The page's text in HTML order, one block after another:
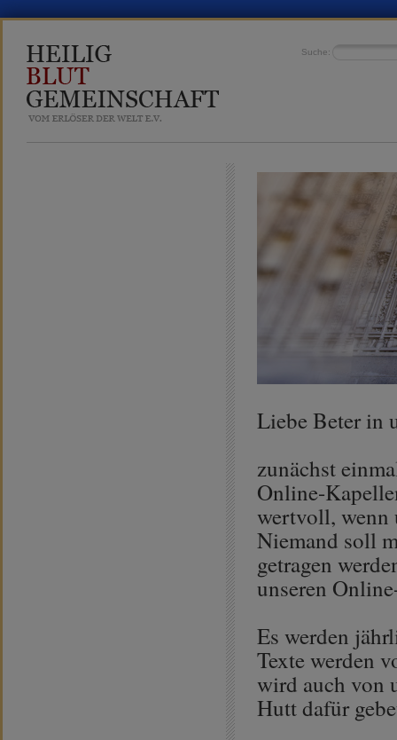
Suche:
Liebe Beter in
zunächst
Online-
wertvoll, wenn
Niemand soll
getragen
unseren
Es werden
Texte werden
wird auch von
Hutt dafür